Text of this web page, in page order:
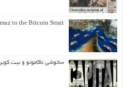
to the Bitcoin Strait
ساتوشی ناکاموتو و بیت